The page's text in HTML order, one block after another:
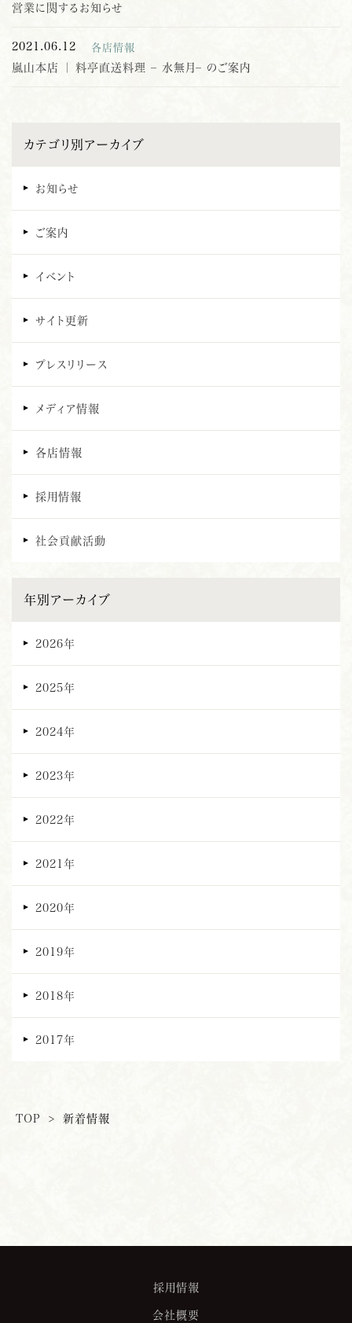
営業に関するお知らせ
2021.06.12 各店情報
嵐山本店 ｜ 料亭直送料理 – 水無月– のご案内
カテゴリ別アーカイブ
お知らせ
ご案内
イベント
サイト更新
プレスリリース
メディア情報
各店情報
採用情報
社会貢献活動
年別アーカイブ
2026年
2025年
2024年
2023年
2022年
2021年
2020年
2019年
2018年
2017年
TOP > 新着情報
採用情報
会社概要